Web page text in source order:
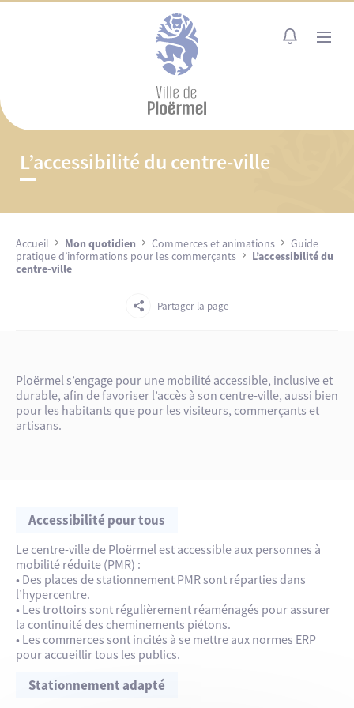
L’accessibilité du centre-ville
Accueil Mon quotidien Commerces et animations
Guide
pratique d’informations pour les commerçants
L’accessibilité du
centre-ville
Partager la page
Ploërmel s’engage pour une mobilité accessible, inclusive et
durable, afin de favoriser l’accès à son centre-ville, aussi bien
pour les habitants que pour les visiteurs, commerçants et
artisans.
Accessibilité pour tous
Le centre-ville de Ploërmel est accessible aux personnes à
mobilité réduite (PMR) :
• Des places de stationnement PMR sont réparties dans
l’hypercentre.
• Les trottoirs sont régulièrement réaménagés pour assurer
la continuité des cheminements piétons.
• Les commerces sont incités à se mettre aux normes ERP
pour accueillir tous les publics.
Stationnement adapté